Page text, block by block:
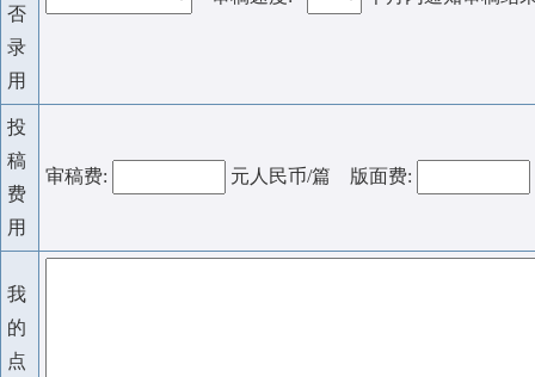
否
录
用
投
稿
费
用
审稿费: 元人民币/篇 版面费:
我
的
点